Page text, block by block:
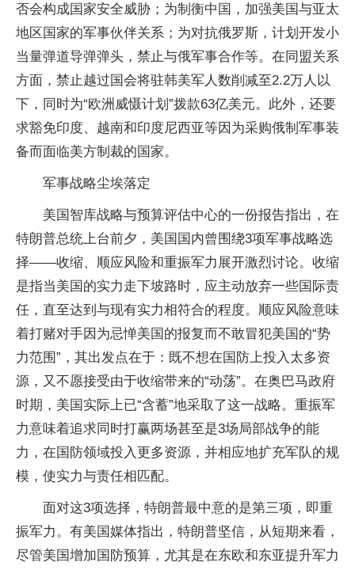
否会构成国家安全威胁；为制衡中国，加强美国与亚太
地区国家的军事伙伴关系；为对抗俄罗斯，计划开发小
当量弹道导弹弹头，禁止与俄军事合作等。在同盟关系
方面，禁止越过国会将驻韩美军人数削减至2.2万人以
下，同时为“欧洲威慑计划”拨款63亿美元。此外，还要
求豁免印度、越南和印度尼西亚等因为采购俄制军事装
备而面临美方制裁的国家。
军事战略尘埃落定
美国智库战略与预算评估中心的一份报告指出，在
特朗普总统上台前夕，美国国内曾围绕3项军事战略选
择——收缩、顺应风险和重振军力展开激烈讨论。收缩
是指当美国的实力走下坡路时，应主动放弃一些国际责
任，直至达到与现有实力相符合的程度。顺应风险意味
着打赌对手因为忌惮美国的报复而不敢冒犯美国的“势
力范围”，其出发点在于：既不想在国防上投入太多资
源，又不愿接受由于收缩带来的“动荡”。在奥巴马政府
时期，美国实际上已“含蓄”地采取了这一战略。重振军
力意味着追求同时打赢两场甚至是3场局部战争的能
力，在国防领域投入更多资源，并相应地扩充军队的规
模，使实力与责任相匹配。
面对这3项选择，特朗普最中意的是第三项，即重
振军力。有美国媒体指出，特朗普坚信，从短期来看，
尽管美国增加国防预算，尤其是在东欧和东亚提升军力